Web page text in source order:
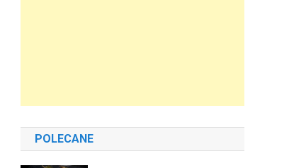
POLECANE